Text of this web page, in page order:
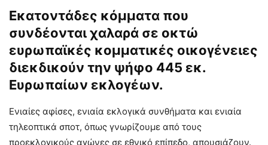
Εκατοντάδες κόμματα που
συνδέονται χαλαρά σε οκτώ
ευρωπαϊκές κομματικές οικογένειες
διεκδικούν την ψήφο 445 εκ.
Ευρωπαίων εκλογέων.
Ενιαίες αφίσες, ενιαία εκλογικά συνθήματα και ενιαία
τηλεοπτικά σποτ, όπως γνωρίζουμε από τους
προεκλογικούς αγώνες σε εθνικό επίπεδο, απουσιάζουν.